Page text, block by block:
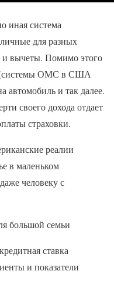
иная система
для разных
и вычеты. Помимо этого
(системы ОМС в США
автомобиль и так далее.
своего дохода отдает
страховки.
реалии
в маленьком
человеку с
большой семьи
ставка
и показатели